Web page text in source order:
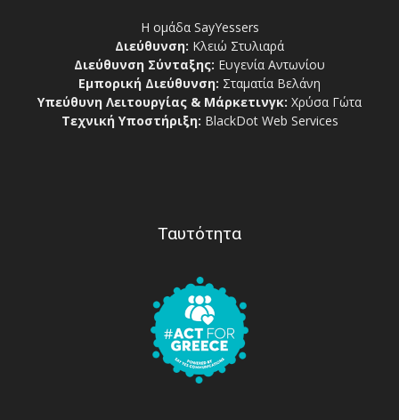
Η ομάδα SayYessers
Διεύθυνση: Κλειώ Στυλιαρά
Διεύθυνση Σύνταξης: Ευγενία Αντωνίου
Εμπορική Διεύθυνση: Σταματία Βελάνη
Υπεύθυνη Λειτουργίας & Μάρκετινγκ: Χρύσα Γώτα
Τεχνική Υποστήριξη: BlackDot Web Services
Ταυτότητα